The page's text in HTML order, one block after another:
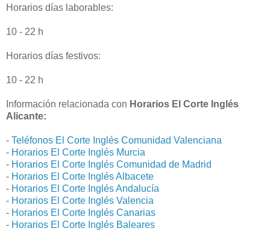
Horarios días laborables:
10 - 22 h
Horarios días festivos:
10 - 22 h
Información relacionada con Horarios El Corte Inglés
Alicante:
- Teléfonos El Corte Inglés Comunidad Valenciana
- Horarios El Corte Inglés Murcia
- Horarios El Corte Inglés Comunidad de Madrid
- Horarios El Corte Inglés Albacete
- Horarios El Corte Inglés Andalucía
- Horarios El Corte Inglés Valencia
- Horarios El Corte Inglés Canarias
- Horarios El Corte Inglés Baleares